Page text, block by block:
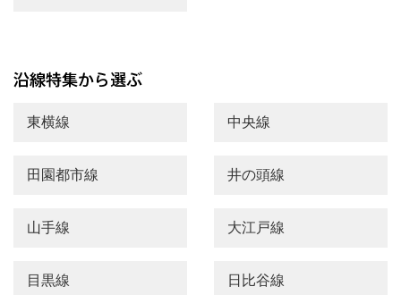
東横線 中央線
田園都市線 井の頭線
山手線 大江戸線
目黒線 日比谷線